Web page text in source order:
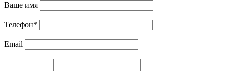
Ваше имя
Телефон*
Email